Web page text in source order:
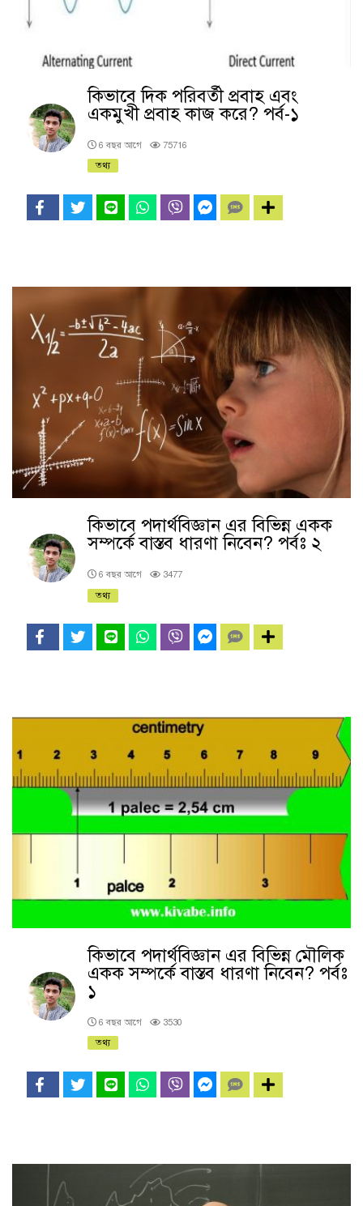
কিভাবে দিক পরিবর্তী প্রবাহ এবং
একমুখী প্রবাহ কাজ করে? পর্ব-১
6 বছর আগে
75716
তথ্য
কিভাবে পদার্থবিজ্ঞান এর বিভিন্ন একক
সম্পর্কে বাস্তব ধারণা নিবেন? পর্বঃ ২
6 বছর আগে
3477
তথ্য
কিভাবে পদার্থবিজ্ঞান এর বিভিন্ন মৌলিক
একক সম্পর্কে বাস্তব ধারণা নিবেন? পর্বঃ
১
6 বছর আগে
3530
তথ্য